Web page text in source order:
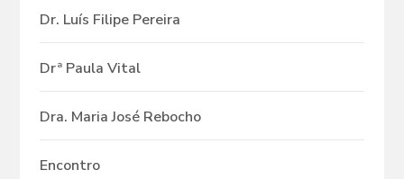
Dr. Luís Filipe Pereira
Drª Paula Vital
Dra. Maria José Rebocho
Encontro